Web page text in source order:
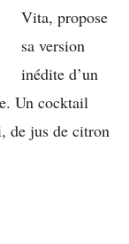
Vita, propose
sa version
inédite d’un
Un cocktail
de jus de citron